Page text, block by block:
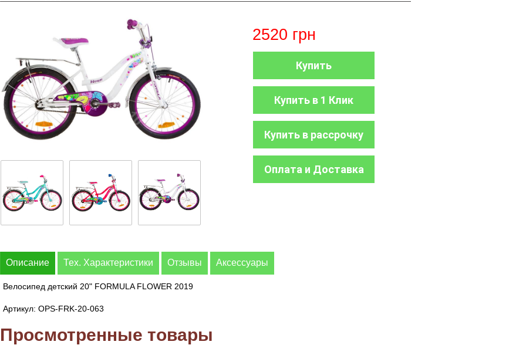
2520 грн
Купить
Купить в 1 Клик
Купить в рассрочку
Оплата и Доставка
Описание Тех. Характеристики Отзывы Аксессуары
Велосипед детский 20" FORMULA FLOWER 2019
Артикул: OPS-FRK-20-063
Просмотренные товары